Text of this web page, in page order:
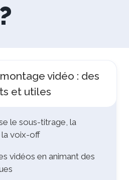
vidéo : des
et utiles
le sous-titrage, la
voix-off
vidéos en animant des